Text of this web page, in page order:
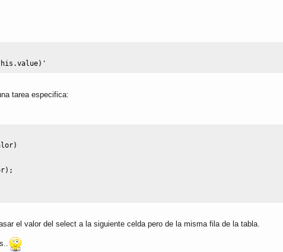
tarea especifica:
)
) ;
el valor del select a la siguiente celda pero de la misma fila de la tabla.